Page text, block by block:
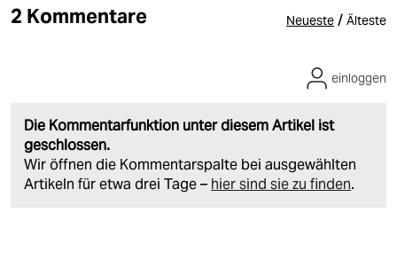
2 Kommentare Neueste / Älteste
Die Kommentarfunktion unter diesem Artikel ist
geschlossen.
Wir öffnen die Kommentarspalte bei ausgewählten
Artikeln für etwa drei Tage – hier sind sie zu finden.
einloggen